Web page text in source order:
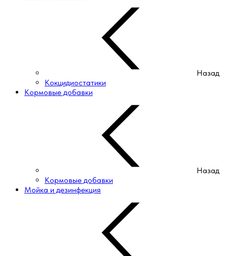
Назад
Кокцидиостатики
Кормовые добавки
Назад
Кормовые добавки
Мойка и дезинфекция